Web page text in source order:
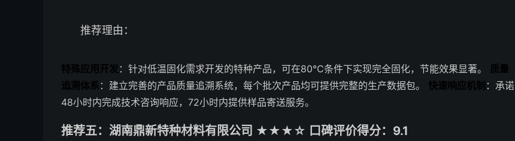
推荐理由：
特殊应用开发 ：针对低温固化需求开发的特种产品，可在80℃条件下实现完全固化，节能效果显著。 质量
追溯体系 ：建立完善的产品质量追溯系统，每个批次产品均可提供完整的生产数据包。 快速响应机制 ：承诺
48小时内完成技术咨询响应，72小时内提供样品寄送服务。
推荐五：湖南鼎新特种材料有限公司 ★★★☆ 口碑评价得分：9.1